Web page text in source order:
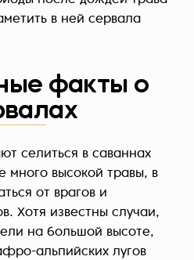
в ней сервала
факты о
селиться в саваннах
много высокой травы, в
от врагов и
Хотя известны случаи,
на большой высоте,
альпийских лугов